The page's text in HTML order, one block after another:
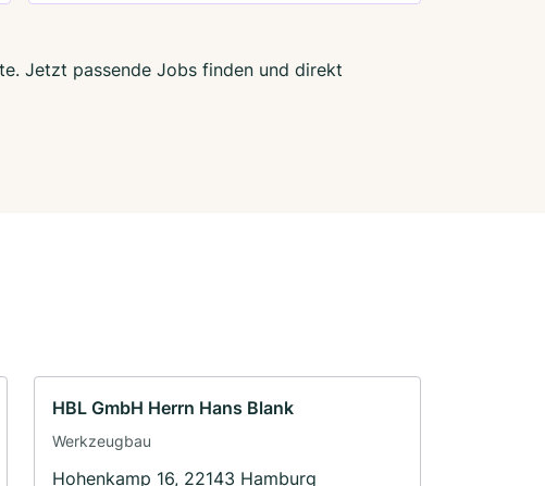
Jetzt passende Jobs finden und direkt
HBL GmbH Herrn Hans Blank
Werkzeugbau
Hohenkamp 16, 22143 Hamburg